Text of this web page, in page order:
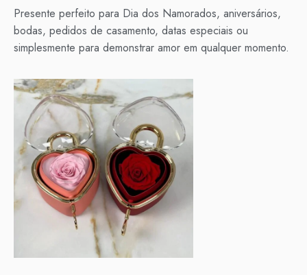
Presente perfeito para Dia dos Namorados, aniversários,
bodas, pedidos de casamento, datas especiais ou
simplesmente para demonstrar amor em qualquer momento.